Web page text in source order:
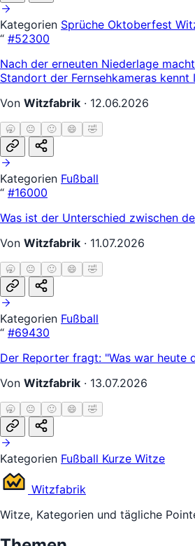
Kategorien Sprüche Oktoberfest
“ #52300
Nach der erneuten Niederlage
Standort der Fernsehkameras
Von Witzfabrik · 12.06.2026
🥱 😐 🙂 😄 🤣
Kategorien Fußball
“ #16000
Was ist der Unterschied zwischen
Von Witzfabrik · 11.07.2026
🥱 😐 🙂 😄 🤣
Kategorien Fußball
“ #69430
Der Reporter fragt: "Was war heute
Von Witzfabrik · 13.07.2026
🥱 😐 🙂 😄 🤣
Kategorien Fußball Kurze Witze
Witzfabrik
Witze, Kategorien und tägliche